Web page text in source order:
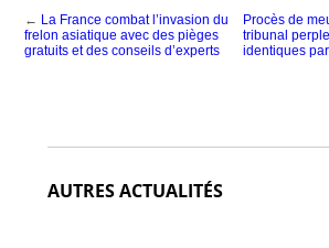
← La France combat l’invasion du
frelon asiatique avec des pièges
gratuits et des conseils d’experts
Procès de
tribunal
identiques
AUTRES ACTUALITÉS